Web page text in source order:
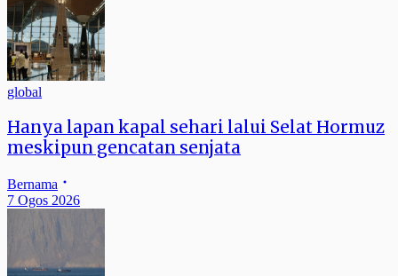
global
Hanya lapan kapal sehari lalui Selat Hormuz
meskipun gencatan senjata
Bernama
7 Ogos 2026